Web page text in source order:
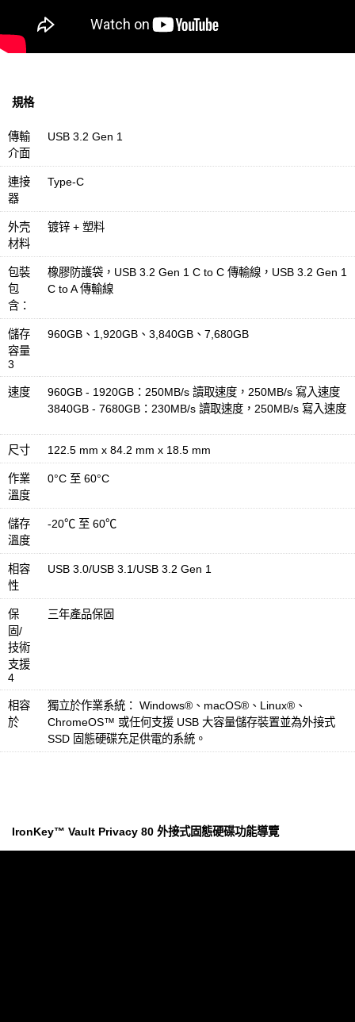
規格
傳輸
介面
USB 3.2 Gen 1
連接
器
Type-C
外壳
材料
镀锌 + 塑料
包裝
包
含：
橡膠防護袋，USB 3.2 Gen 1 C to C 傳輸線，USB 3.2 Gen 1
C to A 傳輸線
儲存
容量
3
960GB、1,920GB、3,840GB、7,680GB
速度
960GB - 1920GB：250MB/s 讀取速度，250MB/s 寫入速度
3840GB - 7680GB：230MB/s 讀取速度，250MB/s 寫入速度
尺寸 122.5 mm x 84.2 mm x 18.5 mm
作業
溫度
0°C 至 60°C
儲存
溫度
-20℃ 至 60℃
相容
性
USB 3.0/USB 3.1/USB 3.2 Gen 1
保
固/
技術
支援
4
三年產品保固
相容
於
獨立於作業系統： Windows®、macOS®、Linux®、
ChromeOS™ 或任何支援 USB 大容量儲存裝置並為外接式
SSD 固態硬碟充足供電的系統。
IronKey™ Vault Privacy 80 外接式固態硬碟功能導覽